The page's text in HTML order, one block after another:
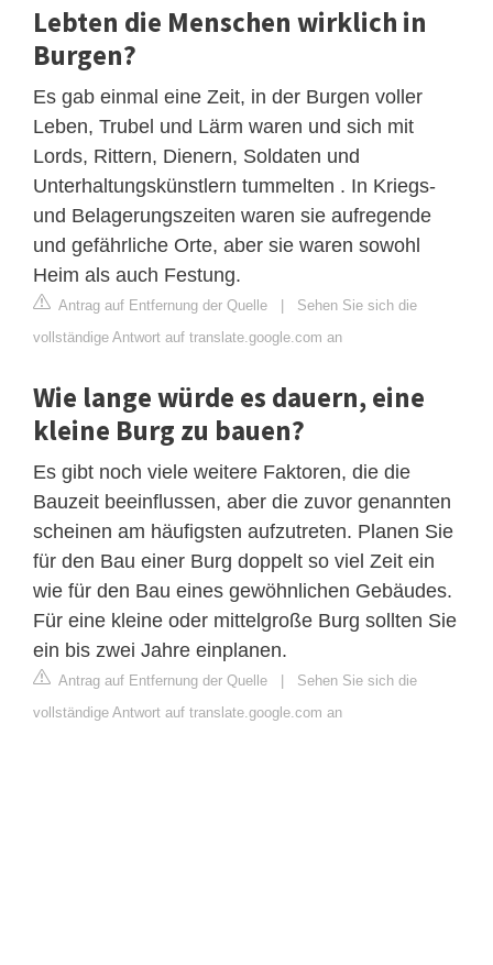
Lebten die Menschen wirklich in
Burgen?
Es gab einmal eine Zeit, in der Burgen voller
Leben, Trubel und Lärm waren und sich mit
Lords, Rittern, Dienern, Soldaten und
Unterhaltungskünstlern tummelten . In Kriegs-
und Belagerungszeiten waren sie aufregende
und gefährliche Orte, aber sie waren sowohl
Heim als auch Festung.
Antrag auf Entfernung der Quelle | Sehen Sie sich die
vollständige Antwort auf translate.google.com an
Wie lange würde es dauern, eine
kleine Burg zu bauen?
Es gibt noch viele weitere Faktoren, die die
Bauzeit beeinflussen, aber die zuvor genannten
scheinen am häufigsten aufzutreten. Planen Sie
für den Bau einer Burg doppelt so viel Zeit ein
wie für den Bau eines gewöhnlichen Gebäudes.
Für eine kleine oder mittelgroße Burg sollten Sie
ein bis zwei Jahre einplanen.
Antrag auf Entfernung der Quelle | Sehen Sie sich die
vollständige Antwort auf translate.google.com an